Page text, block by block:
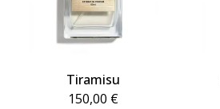
Tiramisu
150,00 €